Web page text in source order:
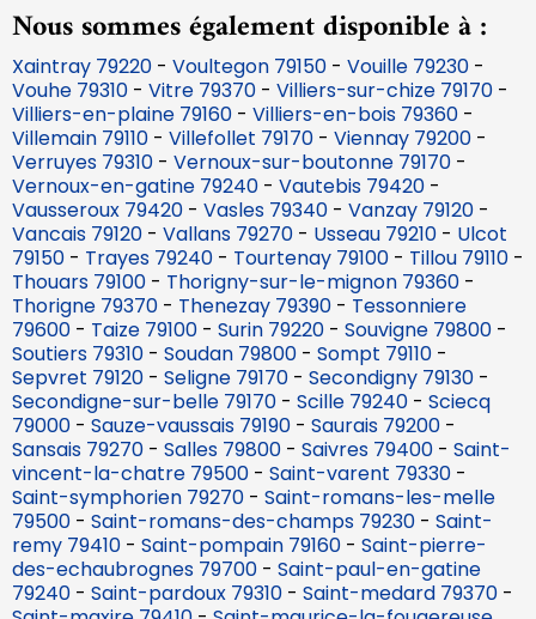
Nous sommes également disponible à :
Xaintray 79220 - Voultegon 79150 - Vouille 79230 -
Vouhe 79310 - Vitre 79370 - Villiers-sur-chize 79170 -
Villiers-en-plaine 79160 - Villiers-en-bois 79360 -
Villemain 79110 - Villefollet 79170 - Viennay 79200 -
Verruyes 79310 - Vernoux-sur-boutonne 79170 -
Vernoux-en-gatine 79240 - Vautebis 79420 -
Vausseroux 79420 - Vasles 79340 - Vanzay 79120 -
Vancais 79120 - Vallans 79270 - Usseau 79210 - Ulcot
79150 - Trayes 79240 - Tourtenay 79100 - Tillou 79110 -
Thouars 79100 - Thorigny-sur-le-mignon 79360 -
Thorigne 79370 - Thenezay 79390 - Tessonniere
79600 - Taize 79100 - Surin 79220 - Souvigne 79800 -
Soutiers 79310 - Soudan 79800 - Sompt 79110 -
Sepvret 79120 - Seligne 79170 - Secondigny 79130 -
Secondigne-sur-belle 79170 - Scille 79240 - Sciecq
79000 - Sauze-vaussais 79190 - Saurais 79200 -
Sansais 79270 - Salles 79800 - Saivres 79400 - Saint-
vincent-la-chatre 79500 - Saint-varent 79330 -
Saint-symphorien 79270 - Saint-romans-les-melle
79500 - Saint-romans-des-champs 79230 - Saint-
remy 79410 - Saint-pompain 79160 - Saint-pierre-
des-echaubrognes 79700 - Saint-paul-en-gatine
79240 - Saint-pardoux 79310 - Saint-medard 79370 -